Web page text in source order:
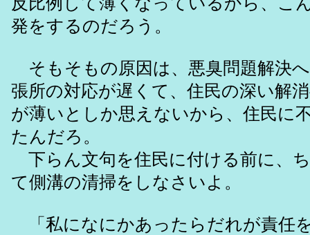
発をするのだろう。
そもそもの原因は、悪臭問題解決
張所の対応が遅くて、住民の深い解
が薄いとしか思えないから、住民に
たんだろ。
下らん文句を住民に付ける前に、
て側溝の清掃をしなさいよ。
「私になにかあったらだれが責任